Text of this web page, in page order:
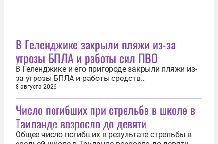
В Геленджике закрыли пляжи из-за
угрозы БПЛА и работы сил ПВО
В Геленджике и его пригороде закрыли пляжи из-
за угрозы БПЛА и работы средств
противоздушной обороны. Об этом 8 августа
сообщил глава города-курорта Алексей
Богодистов. «Уважаемые жители и гости курорта!
В связи с опасностью атаки БПЛА, работой ПВО
все пляжи в Геленджике, Кабардинском и...
8 августа 2026
Число погибших при стрельбе в школе в
Таиланде возросло до девяти
Общее число погибших в результате стрельбы в